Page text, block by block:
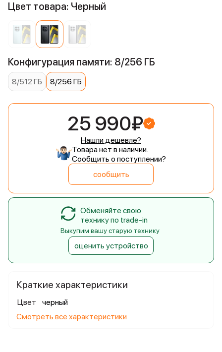
Краткие характеристики
Цвет
черный
Смотреть все характеристики
Цвет товара: Черный
Конфигурация памяти: 8/256 ГБ
8/512 ГБ 8/256 ГБ
25 990₽
Нашли дешевле?
Товара нет в наличии.
Сообщить о поступлении?
сообщить
Обменяйте свою
технику по trade-in
Выкупим вашу старую технику
оценить устройство